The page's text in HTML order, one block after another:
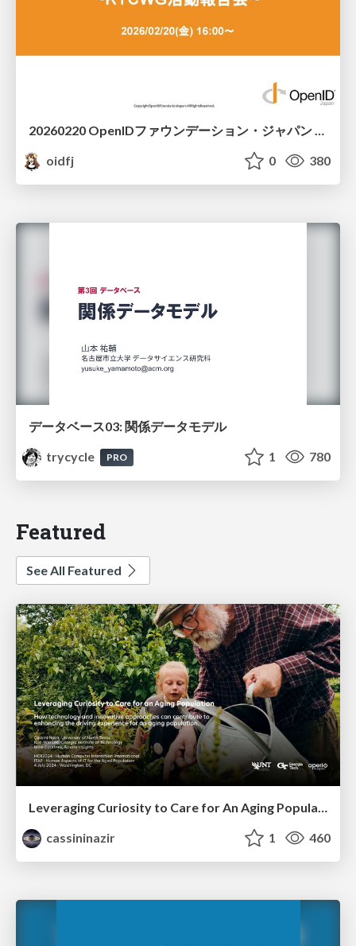
oidfj
0 380
データベース03: 関係データモデル
trycycle
PRO 1 780
Featured
See All Featured
Leveraging Curiosity to Care for An Aging Population
cassininazir
1 460